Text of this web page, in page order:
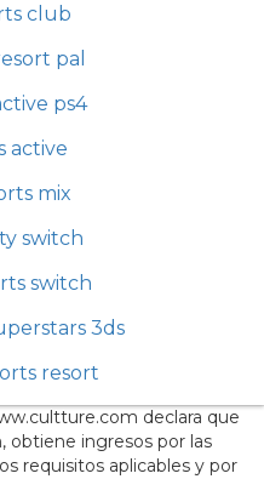
club
pal
ps4
active
mix
switch
switch
3ds
resort
declara que
obtiene ingresos por las
requisitos aplicables y por